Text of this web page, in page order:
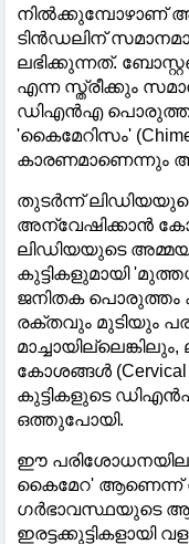
നില്‍ക്കുമ്പോഴാണ്
ടിൻഡലിന്
ലഭിക്കുന്നത്.
എന്ന സ്ത്രീക്കും
ഡിഎൻഎ
'കൈമേറിസം'
കാരണമാണെന്നും
തുടർന്ന്
അന്വേഷിക്കാൻ
ലിഡിയയുടെ
കുട്ടികളുമായി
ജനിതക പൊരുത്തം
രക്തവും മുടിയും
കോശങ്ങള്‍
കുട്ടികളുടെ
ഒത്തുപോയി.
ഈ
കൈമേറ' ആണെന്ന്
ഗർഭാവസ്ഥയുടെ
ഇരട്ടക്കുട്ടികളായി